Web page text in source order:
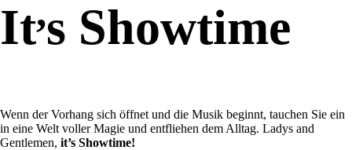
It,s Showtime
Wenn der Vorhang sich öffnet und die Musik beginnt, tauchen Sie ein
in eine Welt voller Magie und entfliehen dem Alltag. Ladys and
Gentlemen, it’s Showtime!